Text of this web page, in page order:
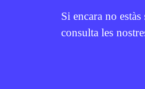
Si encara no
consulta les
7 D'AGOST DE 2026 · 6:00